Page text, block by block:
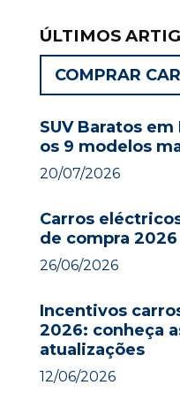
ÚLTIMOS
COMPRAR
SUV Baratos
os 9 modelos
20/07/2026
Carros
de compra 2026
26/06/2026
Incentivos
2026: conheça
atualizações
12/06/2026